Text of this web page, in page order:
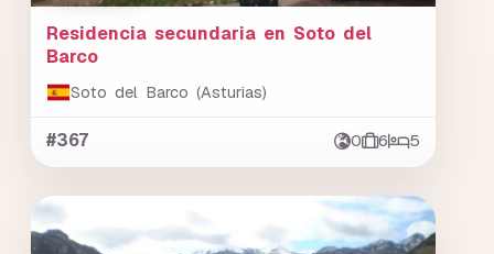
Residencia secundaria en Soto del
Barco
Soto del Barco (Asturias)
#367 0 6 5